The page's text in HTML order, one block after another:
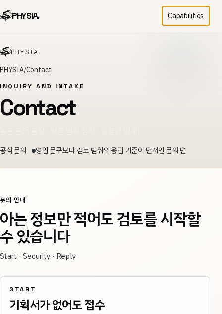
PHYSIA. Capabilities
PHYSIA
PHYSIA Contact
INQUIRY AND INTAKE
Contact
공식 문의 영업 문구보다 검토 범위와 응답 기준이 먼저인 문의 면
문의 안내
아는 정보만 적어도 검토를 시작할
수 있습니다
Start · Security · Reply
START
기획서가 없어도 접수